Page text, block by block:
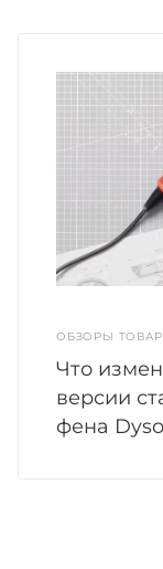
ОБЗОРЫ
Что
версии
фена